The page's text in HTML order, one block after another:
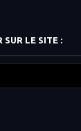
SUR LE SITE :